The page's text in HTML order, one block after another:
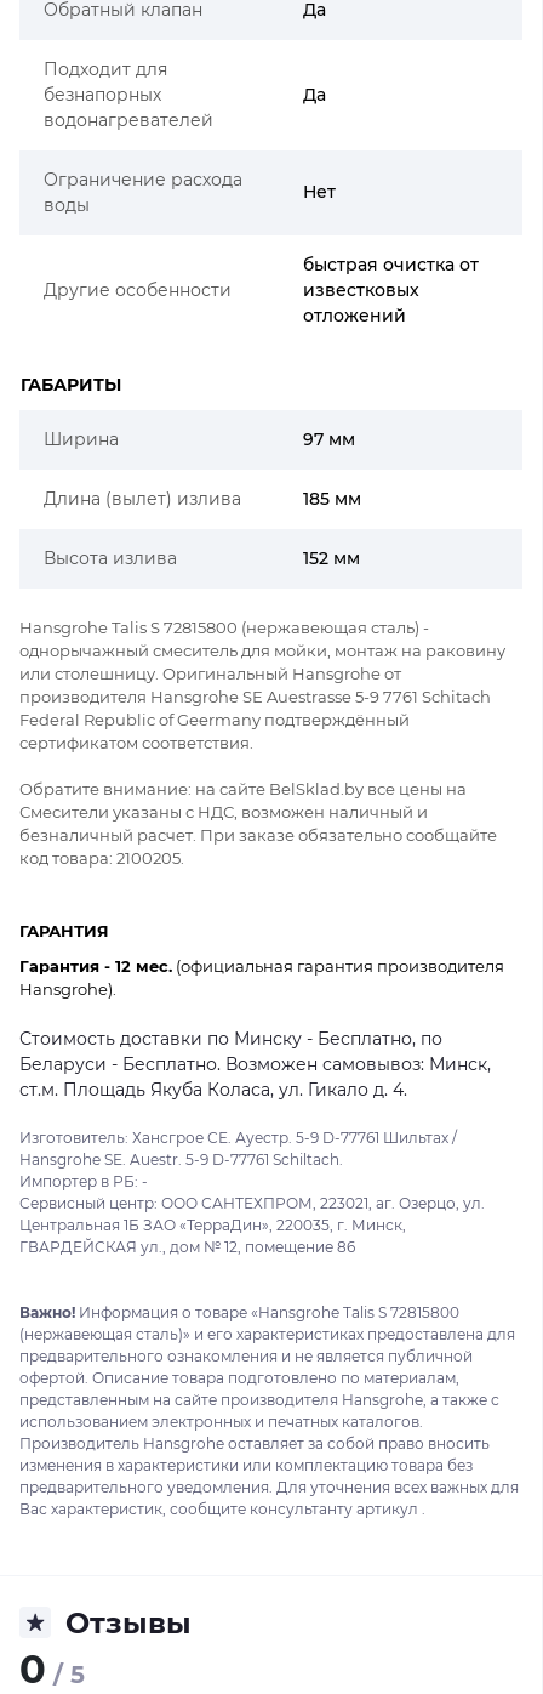
Обратный клапан Да
Подходит для
безнапорных
водонагревателей
Да
Ограничение расхода
воды
Нет
Другие особенности
быстрая очистка от
известковых
отложений
ГАБАРИТЫ
Ширина 97 мм
Длина (вылет) излива 185 мм
Высота излива 152 мм
Hansgrohe Talis S 72815800 (нержавеющая сталь) -
однорычажный смеситель для мойки, монтаж на раковину
или столешницу. Оригинальный Hansgrohe от
производителя Hansgrohe SE Auestrasse 5-9 7761 Schitach
Federal Republic of Geermany подтверждённый
сертификатом соответствия.
Обратите внимание: на сайте BelSklad.by все цены на
Смесители указаны с НДС, возможен наличный и
безналичный расчет. При заказе обязательно сообщайте
код товара: 2100205.
ГАРАНТИЯ
Гарантия - 12 мес. (официальная гарантия производителя
Hansgrohe).
Стоимость доставки по Минску - Бесплатно, по
Беларуси - Бесплатно. Возможен самовывоз: Минск,
ст.м. Площадь Якуба Коласа, ул. Гикало д. 4.
Изготовитель: Хансгрое СЕ. Ауестр. 5-9 D-77761 Шильтах /
Hansgrohe SE. Auestr. 5-9 D-77761 Schiltach.
Импортер в РБ: -
Сервисный центр: ООО САНТЕХПРОМ, 223021, аг. Озерцо, ул.
Центральная 1Б ЗАО «ТерраДин», 220035, г. Минск,
ГВАРДЕЙСКАЯ ул., дом № 12, помещение 86
Важно! Информация о товаре «Hansgrohe Talis S 72815800
(нержавеющая сталь)» и его характеристиках предоставлена для
предварительного ознакомления и не является публичной
офертой. Описание товара подготовлено по материалам,
представленным на сайте производителя Hansgrohe, а также с
использованием электронных и печатных каталогов.
Производитель Hansgrohe оставляет за собой право вносить
изменения в характеристики или комплектацию товара без
предварительного уведомления. Для уточнения всех важных для
Вас характеристик, сообщите консультанту артикул .
Отзывы
0 / 5